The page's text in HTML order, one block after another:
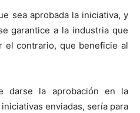
sea aprobada la iniciativa, y
garantice a la industria que
el contrario, que beneficie al
darse la aprobación en la
enviadas, sería para